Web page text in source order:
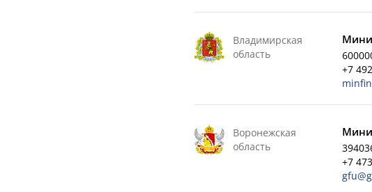
Владимирская
область
+7
Воронежская
область
+7